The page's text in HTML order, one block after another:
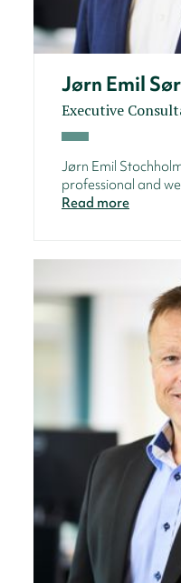
Jørn Emil
Executive
Jørn Emil
professional and
Read more